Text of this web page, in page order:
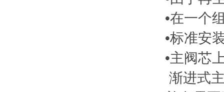
•在一个
•标准安
•主阀芯
渐进式